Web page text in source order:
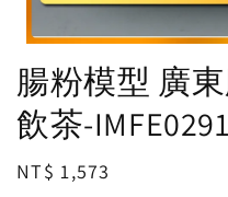
腸粉模型 廣
飲茶-
Regular
NT$ 1,573